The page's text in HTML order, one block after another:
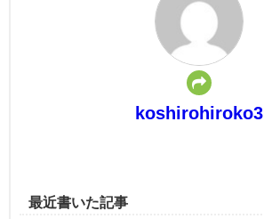
koshirohiroko3
最近書いた記事